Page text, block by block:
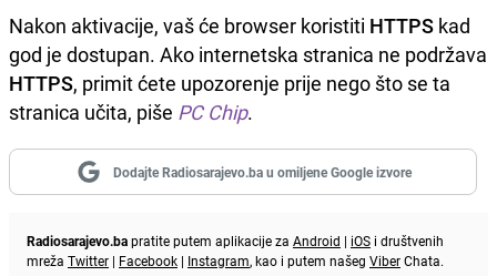
Nakon aktivacije, vaš će browser koristiti HTTPS kad
god je dostupan. Ako internetska stranica ne podržava
HTTPS, primit ćete upozorenje prije nego što se ta
stranica učita, piše PC Chip.
Dodajte Radiosarajevo.ba u omiljene Google izvore
Radiosarajevo.bapratite putem aplikacije za Android | iOS i društvenih
mreža Twitter | Facebook | Instagram, kao i putem našeg ViberChata.